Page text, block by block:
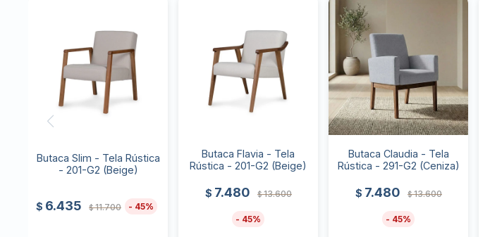
Butaca Slim - Tela Rústica
- 201-G2 (Beige)
$ 6.435 $ 11.700 45
Butaca Flavia - Tela
Rústica - 201-G2 (Beige)
$ 7.480 $ 13.600
45
Butaca Claudia - Tela
Rústica - 291-G2 (Ceniza)
$ 7.480 $ 13.600
45